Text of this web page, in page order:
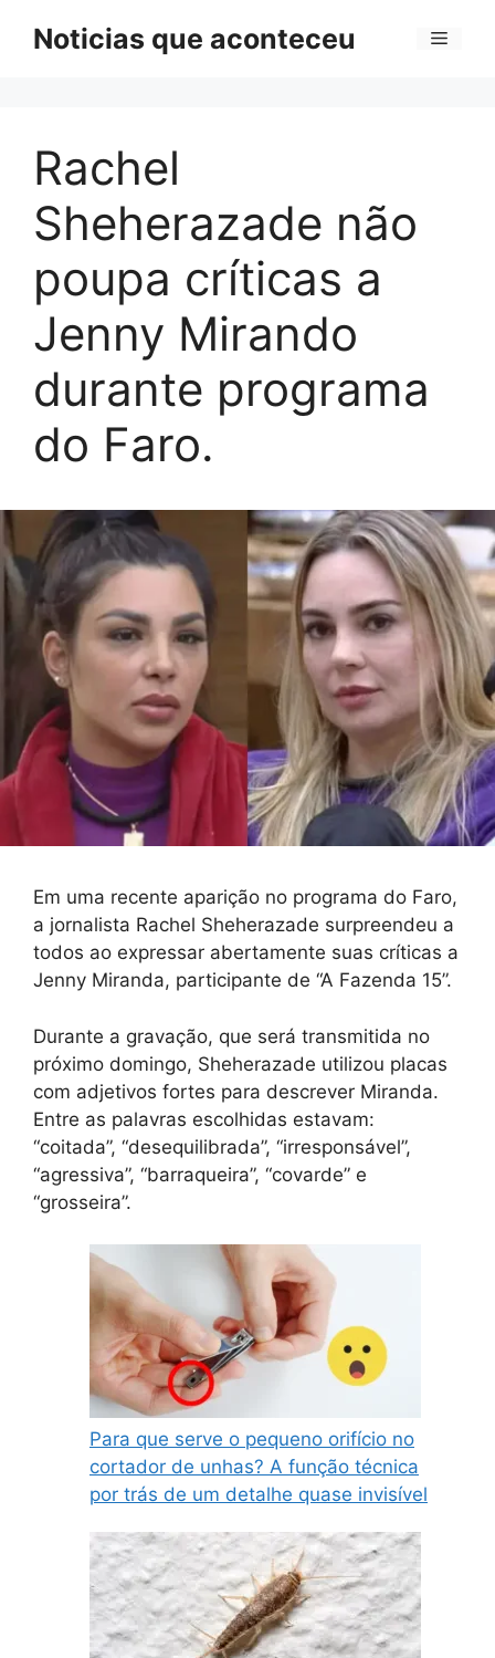
Noticias que aconteceu Menu
Rachel
Sheherazade não
poupa críticas a
Jenny Mirando
durante programa
do Faro.
Em uma recente aparição no programa do Faro,
a jornalista Rachel Sheherazade surpreendeu a
todos ao expressar abertamente suas críticas a
Jenny Miranda, participante de “A Fazenda 15”.
Durante a gravação, que será transmitida no
próximo domingo, Sheherazade utilizou placas
com adjetivos fortes para descrever Miranda.
Entre as palavras escolhidas estavam:
“coitada”, “desequilibrada”, “irresponsável”,
“agressiva”, “barraqueira”, “covarde” e
“grosseira”.
Para que serve o pequeno orifício no
cortador de unhas? A função técnica
por trás de um detalhe quase invisível